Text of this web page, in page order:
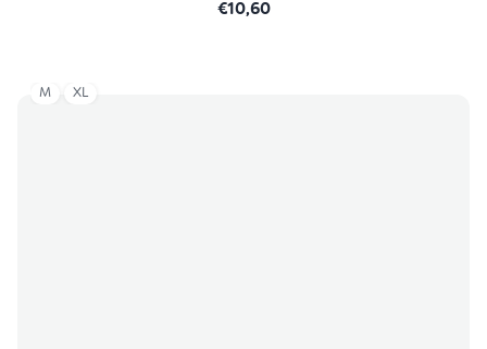
€10,60
M XL